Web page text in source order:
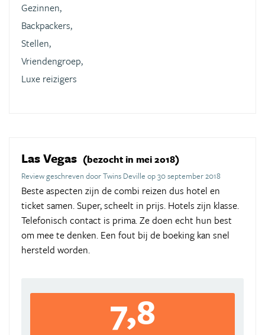
Gezinnen,
Backpackers,
Stellen,
Vriendengroep,
Luxe reizigers
Las Vegas (bezocht in mei 2018)
Review geschreven door Twins Deville op 30 september 2018
Beste aspecten zijn de combi reizen dus hotel en
ticket samen. Super, scheelt in prijs. Hotels zijn klasse.
Telefonisch contact is prima. Ze doen echt hun best
om mee te denken. Een fout bij de boeking kan snel
hersteld worden.
7,8